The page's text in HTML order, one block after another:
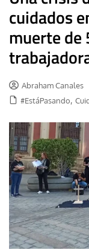
cuidados
muerte de
Abraham Canales
#EstáPasando,